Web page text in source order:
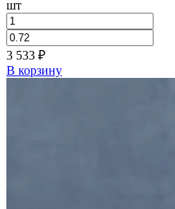
шт
3 533 ₽
В корзину